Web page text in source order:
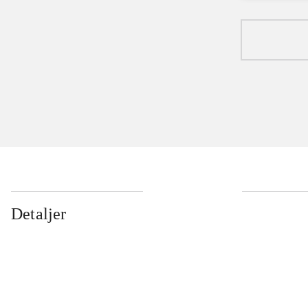
Detaljer